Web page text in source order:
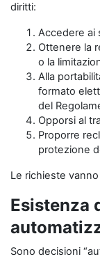
diritti:
Accedere ai
Ottenere la
o la
Alla
formato
del
Opporsi al
Proporre
protezione
Le richieste
Esistenza
Sono decisioni